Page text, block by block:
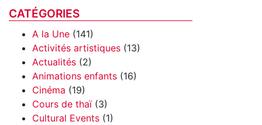
CATÉGORIES
A la Une (141)
Activités artistiques (13)
Actualités (2)
Animations enfants (16)
Cinéma (19)
Cours de thaï(3)
Cultural Events (1)